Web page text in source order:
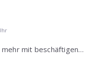
mehr mit beschäftigen…